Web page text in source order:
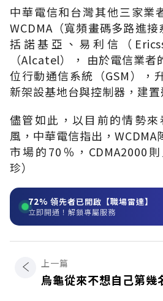
中華電信和台灣其他三家業
WCDMA（寬頻畫碼多路進
括諾基亞、易利信（
（Alcatel）， 由於電信業者
位行動通信系統（GSM），
新架設基地台與控制器，建置
儘管如此，以目前的情勢來
風，中華電信指出，WCDMA
市場的70％，CDMA2000
珍）
72% 領先者已開啟【職場雷達】
立即開通！解鎖專屬服務
上一篇
烏龜從來不想自己第幾